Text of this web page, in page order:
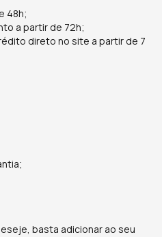
48h;
a partir de 72h;
direto no site a partir de 7
ano de garantia;
basta adicionar ao seu